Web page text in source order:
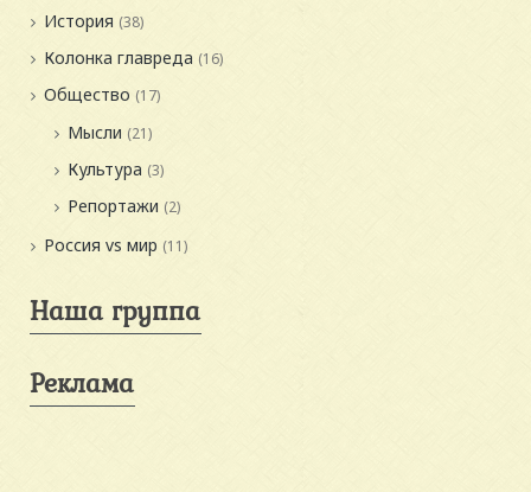
История (38)
Колонка главреда (16)
Общество (17)
Мысли (21)
Культура (3)
Репортажи (2)
Россия vs мир (11)
Наша группа
Реклама